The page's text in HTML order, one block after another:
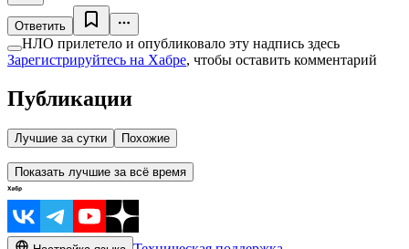
Ответить
НЛО прилетело и опубликовало эту надпись здесь
Зарегистрируйтесь на Хабре, чтобы оставить комментарий
Публикации
Лучшие за сутки Похожие
Показать лучшие за всё время